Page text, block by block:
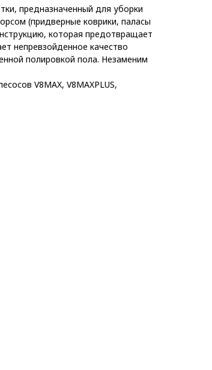
, предназначенный для уборки
(придверные коврики, паласы
которая предотвращает
непревзойденное качество
полировкой пола. Незаменим
V8MAX, V8MAXPLUS,